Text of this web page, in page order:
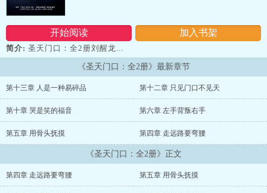
开始阅读 加入书架
简介: 圣天门口：全2册刘醒龙...
《圣天门口：全2册》最新章节
第十三章 人是一种易碎品 第十二章 只见门口不见天
第十章 哭是笑的福音 第六章 左手背叛右手
第五章 用骨头抚摸 第四章 走远路要弯腰
《圣天门口：全2册》正文
第四章 走远路要弯腰 第五章 用骨头抚摸